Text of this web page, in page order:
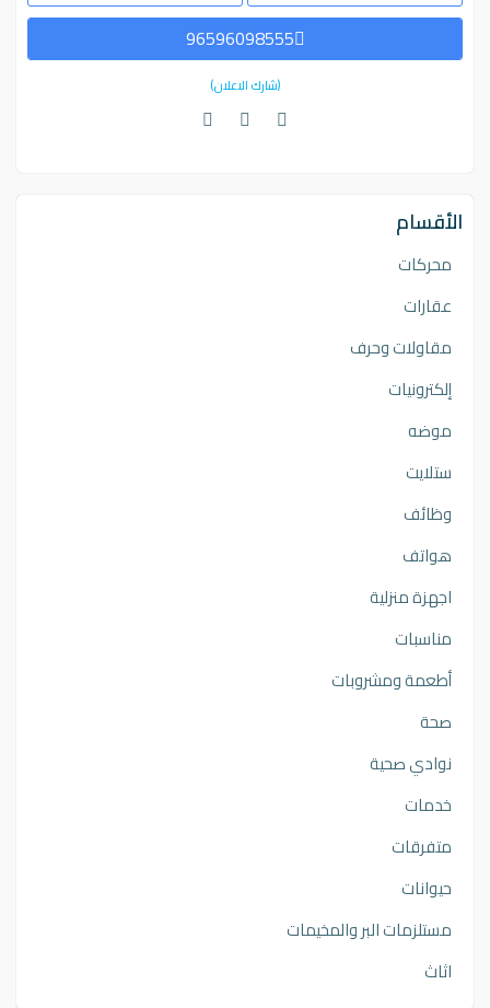
96596098555
(شارك الاعلان)
الأقسام
محركات
عقارات
مقاولات وحرف
إلكترونيات
موضه
ستلايت
وظائف
هواتف
اجهزة منزلية
مناسبات
أطعمة ومشروبات
صحة
نوادي صحية
خدمات
متفرقات
حيوانات
مستلزمات البر والمخيمات
اثاث